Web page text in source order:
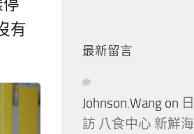
有
最新留言
Johnson.Wang on
訪 八食中心 新鮮